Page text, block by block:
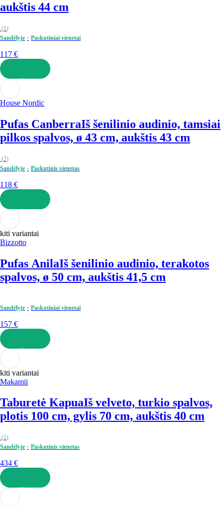
aukštis 44 cm
(1)
Sandėlyje
Paskutiniai vienetai
117 €
Į KREPŠELĮ
House Nordic
Pufas CanberraIš šenilinio audinio, tamsiai
pilkos spalvos, ø 43 cm, aukštis 43 cm
(2)
Sandėlyje
Paskutinis vienetas
118 €
Į KREPŠELĮ
kiti variantai
Bizzotto
Pufas AnilaIš šenilinio audinio, terakotos
spalvos, ø 50 cm, aukštis 41,5 cm
Sandėlyje Paskutiniai vienetai
157 €
Į KREPŠELĮ
kiti variantai
Makamii
Taburetė KapuaIš velveto, turkio spalvos,
plotis 100 cm, gylis 70 cm, aukštis 40 cm
(1)
Sandėlyje
Paskutinis vienetas
434 €
Į KREPŠELĮ